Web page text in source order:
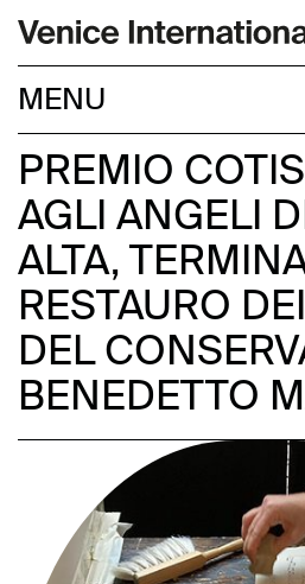
PREMIO
AGLI ANGELI
ALTA,
RESTAURO
DEL
BENEDETTO